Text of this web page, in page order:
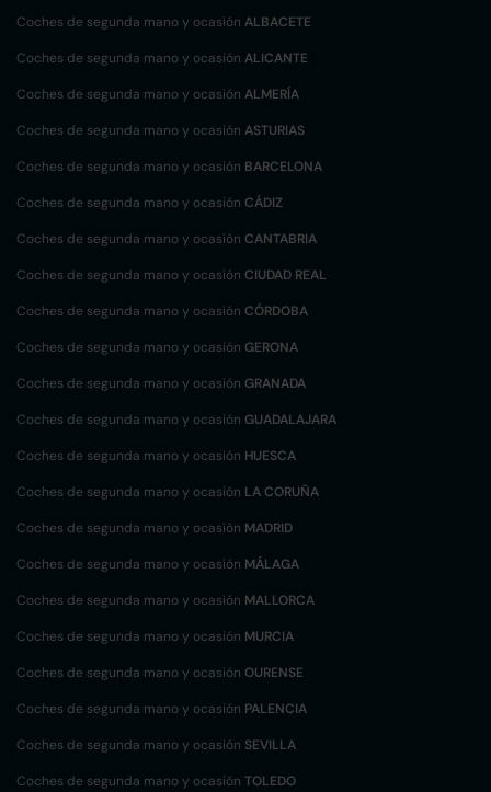
Coches de segunda mano y ocasión ALBACETE
Coches de segunda mano y ocasión ALICANTE
Coches de segunda mano y ocasión ALMERÍA
Coches de segunda mano y ocasión ASTURIAS
Coches de segunda mano y ocasión BARCELONA
Coches de segunda mano y ocasión CÁDIZ
Coches de segunda mano y ocasión CANTABRIA
Coches de segunda mano y ocasión CIUDAD REAL
Coches de segunda mano y ocasión CÓRDOBA
Coches de segunda mano y ocasión GERONA
Coches de segunda mano y ocasión GRANADA
Coches de segunda mano y ocasión GUADALAJARA
Coches de segunda mano y ocasión HUESCA
Coches de segunda mano y ocasión LA CORUÑA
Coches de segunda mano y ocasión MADRID
Coches de segunda mano y ocasión MÁLAGA
Coches de segunda mano y ocasión MALLORCA
Coches de segunda mano y ocasión MURCIA
Coches de segunda mano y ocasión OURENSE
Coches de segunda mano y ocasión PALENCIA
Coches de segunda mano y ocasión SEVILLA
Coches de segunda mano y ocasión TOLEDO